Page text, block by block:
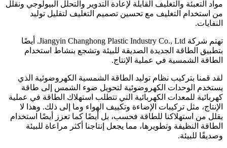
مواد التعبئة والتغليف القابلة لإعادة التدوير والتحلل البيولوجي ونقلل
من استخدام التغليف مع تحسين تصميم التغليف لتقليل توليد
النفايات.
تهتم شركة Jiangyin Changhong Plastic Industry Co., Ltd. أيضًا
بتطبيق الطاقة الجديدة الصديقة للبيئة وتشجع بنشاط استخدام
الطاقة الشمسية في عملية الإنتاج.
لقد قمنا بتركيب نظام توليد الطاقة الشمسية الكهروضوئية الذي
يستخدم الوحدات الكهروضوئية لتحويل ضوء الشمس إلى طاقة
كهربائية للمعدات الكهربائية التي تتطلب استهلاك الطاقة في عملية
الإنتاج، مثل تركيبات الإضاءة وتكييف الهواء وما إلى ذلك. وهذا لا
يقلل من استهلاكنا للطاقة فحسب، بل أيضًا كما تعزز أيضًا استخدام
الطاقة النظيفة وتطويرها، مما يجعل إنتاجنا أكثر مراعاة للبيئة
وصديقًا للبيئة.